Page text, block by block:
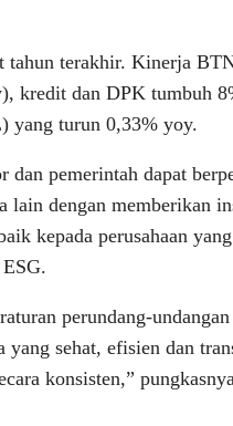
terakhir. Kinerja
kredit dan DPK tumbuh
yang turun 0,33% yoy.
dan pemerintah dapat
lain dengan memberikan
kepada perusahaan
perundang-
sehat, efisien dan
konsisten,”